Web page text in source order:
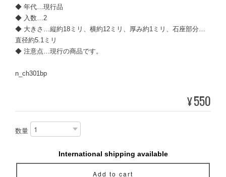
◆ 年代…現行品
◆ 入数…2
◆ 大きさ…縦約18ミリ、横約12ミリ、厚み約1ミリ、石座部分…
直径約5.1ミリ
◆ 注意点…現行の商品です。
n_ch301bp
¥550
数量
International shipping available
Add to cart